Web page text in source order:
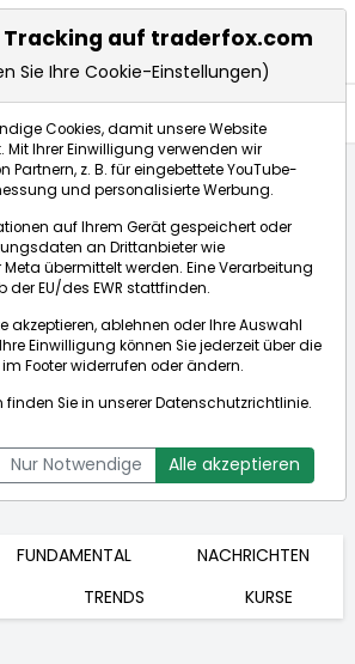
Bid:50,850€Ask:50,900€
FUNDAMENTAL
NACHRICHTEN
TRENDS KURSE
Tracking auf traderfox.com
Sie Ihre Cookie-Einstellungen)
Cookies, damit unsere Website
Ihrer Einwilligung verwenden wir
Partnern, z. B. für eingebettete YouTube-
und personalisierte Werbung.
auf Ihrem Gerät gespeichert oder
an Drittanbieter wie
übermittelt werden. Eine Verarbeitung
EU/des EWR stattfinden.
akzeptieren, ablehnen oder Ihre Auswahl
Einwilligung können Sie jederzeit über die
im Footer widerrufen oder ändern.
finden Sie in unsererDatenschutzrichtlinie.
Nur Notwendige Alle akzeptieren